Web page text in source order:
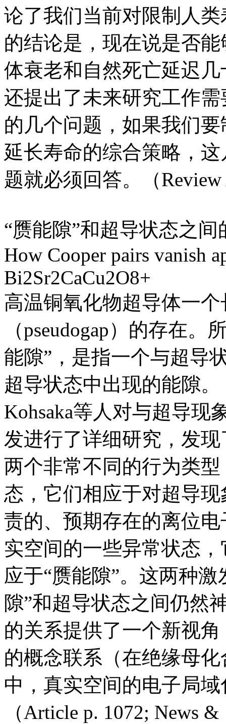
论了我们当前对限制人
的结论是，现在说是否能
体衰老和自然死亡延迟
还提出了未来研究工作需
的几个问题，如果我们
延长寿命的综合策略，这
题就必须回答。（
“赝能隙”和超导状态之间
How Cooper pairs vanish
Bi2Sr2CaCu2O8+
高温铜氧化物超导体一
（pseudogap）的存在。
能隙”，是指一个与超导
超导状态中出现的能隙。
Kohsaka等人对与超导现
发进行了详细研究，发现
两个非常不同的行为类
态，它们相应于对超导现
责的、预期存在的离位
实空间的一些异常状态，
应于“赝能隙”。这两种
隙”和超导状态之间仍然
的关系提供了一个新视
的概念联系（在绝缘母化
中，真实空间的电子局
（Article p. 1072; News &